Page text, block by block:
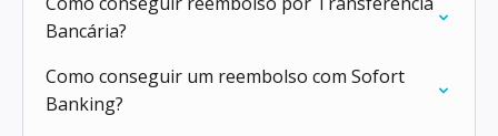
Bancária?
Como conseguir um reembolso com Sofort
Banking?